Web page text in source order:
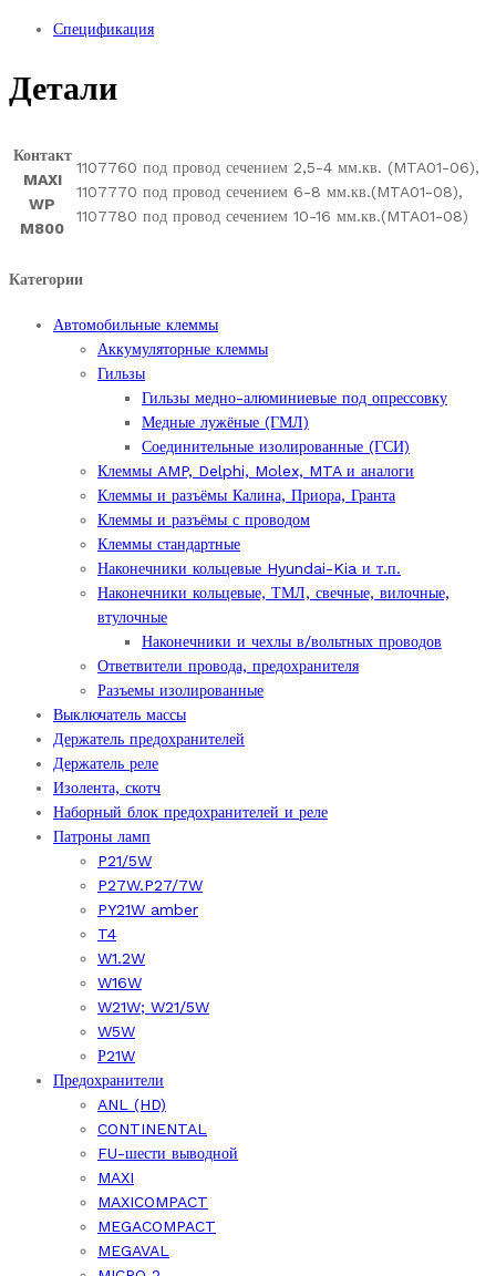
MAXI
M800.
Цена
шт.
quantity
Спецификация
Детали
Контакт
MAXI
WP
M800
1107760 под провод сечением 2,5-4 мм.кв. (MTA01-06),
1107770 под провод сечением 6-8 мм.кв.(MTA01-08),
1107780 под провод сечением 10-16 мм.кв.(MTA01-08)
Категории
Автомобильные клеммы
Аккумуляторные клеммы
Гильзы
Гильзы медно-алюминиевые под опрессовку
Медные лужёные (ГМЛ)
Соединительные изолированные (ГСИ)
Клеммы AMP, Delphi, Molex, MTA и аналоги
Клеммы и разъёмы Калина, Приора, Гранта
Клеммы и разъёмы с проводом
Клеммы стандартные
Наконечники кольцевые Hyundai-Kia и т.п.
Наконечники кольцевые, ТМЛ, свечные, вилочные,
втулочные
Наконечники и чехлы в/вольтных проводов
Ответвители провода, предохранителя
Разъемы изолированные
Выключатель массы
Держатель предохранителей
Держатель реле
Изолента, скотч
Наборный блок предохранителей и реле
Патроны ламп
P21/5W
P27W.P27/7W
PY21W amber
T4
W1.2W
W16W
W21W; W21/5W
W5W
Р21W
Предохранители
ANL (HD)
CONTINENTAL
FU-шести выводной
MAXI
MAXICOMPACT
MEGACOMPACT
MEGAVAL